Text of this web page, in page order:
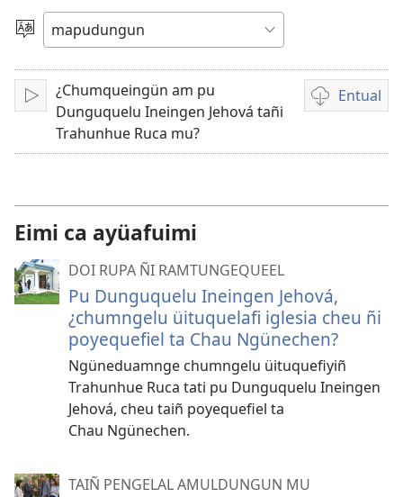
ti
video
Dullial
quehun
Amulcünungeal
¿Chumqueingün am pu
Dunguquelu Ineingen Jehová tañi
Trahunhue Ruca mu?
Entual
Chumngechi
video
Eimi ca ayüafuimi
DOI RUPA ÑI RAMTUNGEQUEEL
Pu Dunguquelu Ineingen Jehová,
¿chumngelu üituquelafi iglesia cheu ñi
poyequefiel ta Chau Ngünechen?
Ngüneduamnge chumngelu üituquefiyiñ
Trahunhue Ruca tati pu Dunguquelu Ineingen
Jehová, cheu taiñ poyequefiel ta
Chau Ngünechen.
TAIÑ PENGELAL AMULDUNGUN MU